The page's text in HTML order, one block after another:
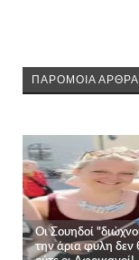
ΠΑΡΟΜΟΙΑ ΑΡΘΡΑ